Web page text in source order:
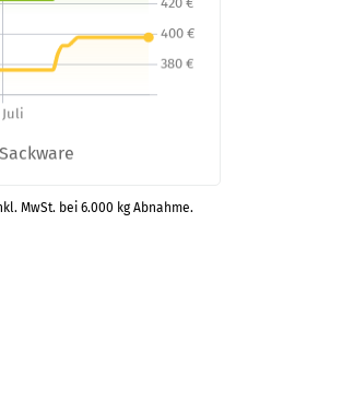
MwSt. bei 6.000 kg Abnahme.